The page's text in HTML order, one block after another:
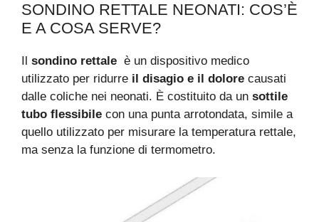
SONDINO RETTALE NEONATI: COS’È
E A COSA SERVE?
sondino rettale è un dispositivo medico
utilizzato per ridurre il disagio e il dolore causati
dalle coliche nei neonati. È costituito da un sottile
tubo flessibile con una punta arrotondata, simile a
quello utilizzato per misurare la temperatura rettale,
ma senza la funzione di termometro.